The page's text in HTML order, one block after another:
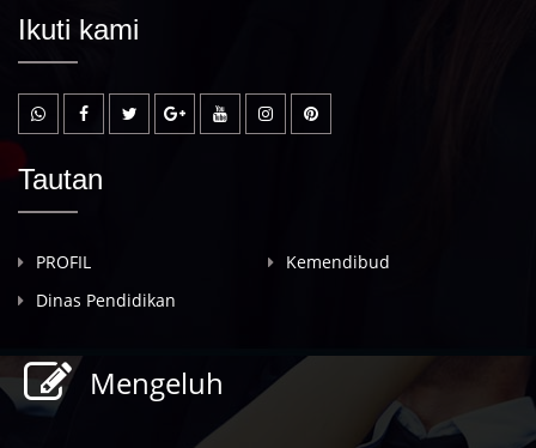
Ikuti kami
Tautan
PROFIL
Kemendibud
Dinas Pendidikan
Mengeluh